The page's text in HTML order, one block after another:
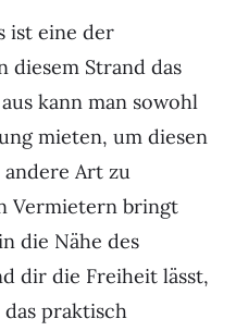
ist eine der
diesem Strand das
kann man sowohl
mieten, um diesen
Art zu
Vermietern bringt
die Nähe des
dir die Freiheit lässt,
praktisch